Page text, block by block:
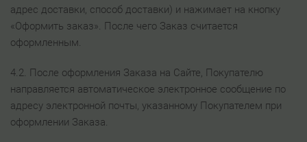
адрес доставки, способ доставки) и нажимает на кнопку
«Оформить заказ». После чего Заказ считается
оформленным.
4.2. После оформления Заказа на Сайте, Покупателю
направляется автоматическое электронное сообщение по
адресу электронной почты, указанному Покупателем при
оформлении Заказа.